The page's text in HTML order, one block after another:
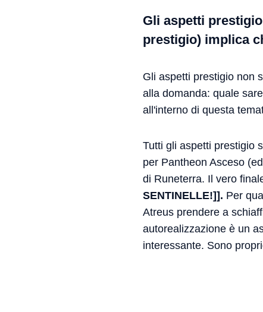
Gli aspetti
prestigio) implica
Gli aspetti prestigio non
alla domanda: quale
all'interno di questa
Tutti gli aspetti prestigio
per Pantheon Asceso
di Runeterra. Il vero
SENTINELLE!]]. Per
Atreus prendere a
autorealizzazione è un
interessante. Sono